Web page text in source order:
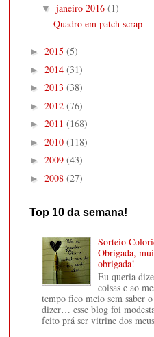
▼ janeiro 2016 (1)
Quadro em patch scrap
► 2015 (5)
► 2014 (31)
► 2013 (38)
► 2012 (76)
► 2011 (168)
► 2010 (118)
► 2009 (43)
► 2008 (27)
Top 10 da semana!
Sorteio
Obrigada,
obrigada!
Eu queria
coisas e ao
tempo fico meio sem saber
dizer… esse blog foi
feito prá ser vitrine dos